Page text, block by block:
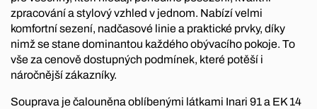
zpracování a stylový vzhled v jednom. Nabízí velmi
komfortní sezení, nadčasové linie a praktické prvky, díky
nimž se stane dominantou každého obývacího pokoje. To
vše za cenově dostupných podmínek, které potěší i
náročnější zákazníky.
Souprava je čalouněna oblíbenými látkami Inari 91 a EK 14